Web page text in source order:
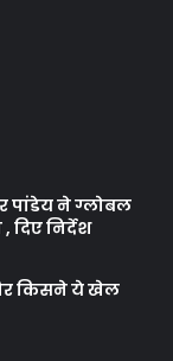
पांडेय ने ग्लोबल
दिए निर्देश
किसने ये खेल